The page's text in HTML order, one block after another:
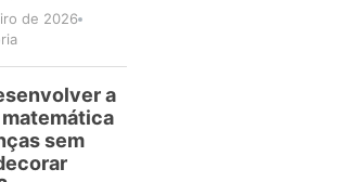
de 2026
a
sem